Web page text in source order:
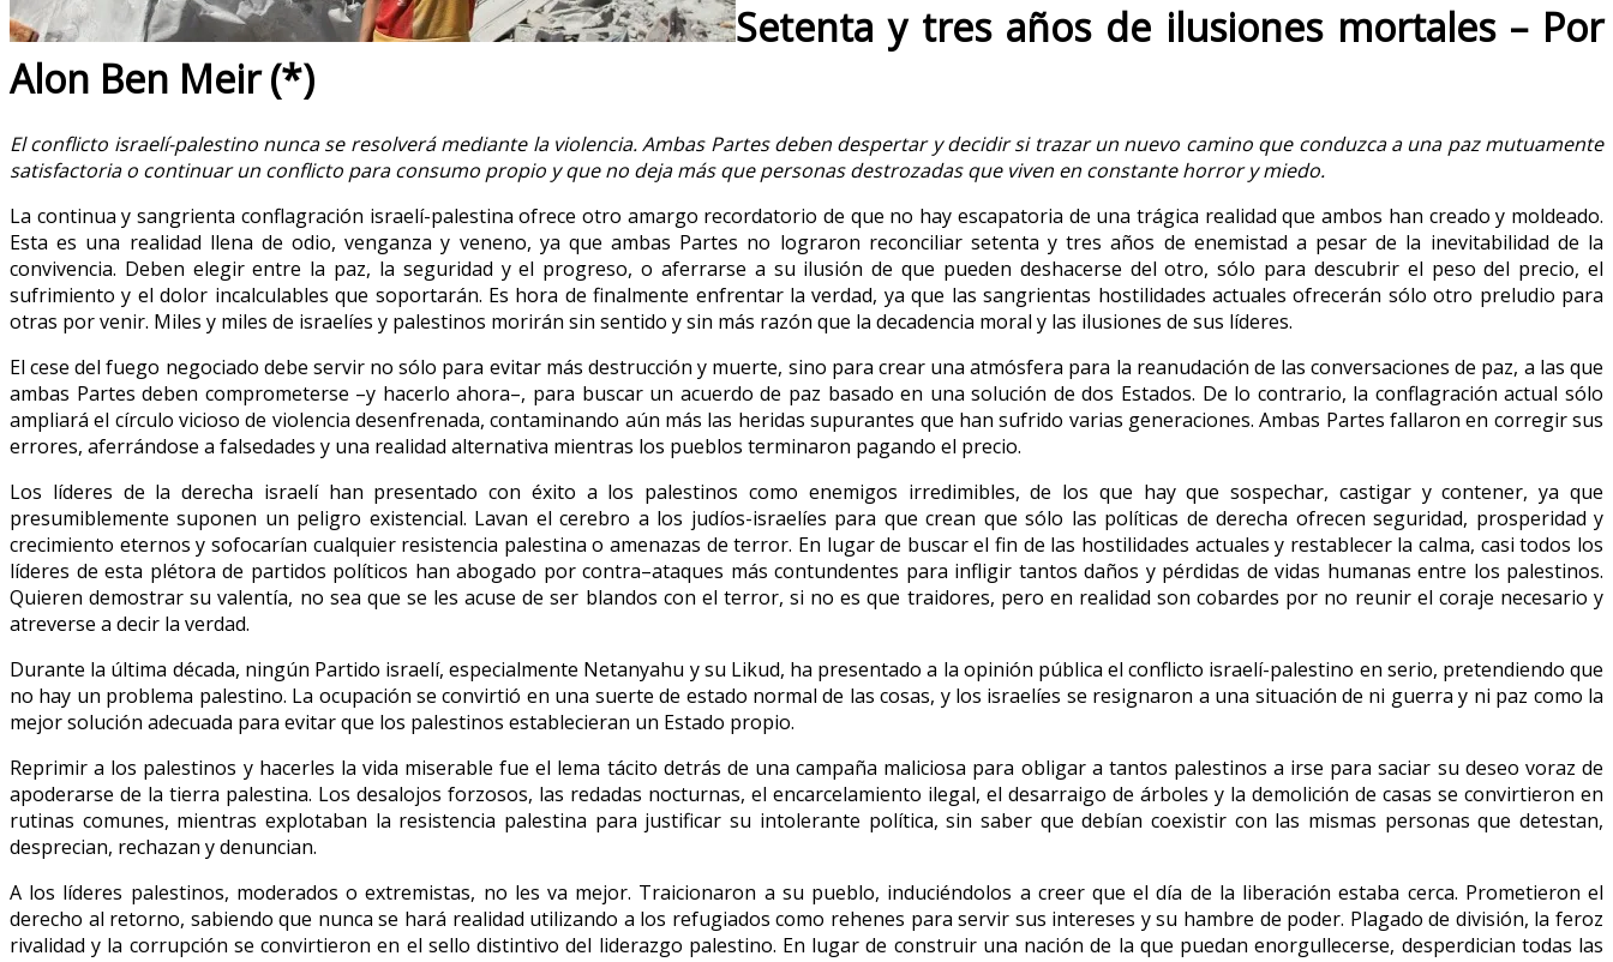
Setenta y tres años de ilusiones mortales – Por
Alon Ben Meir (*)
El conflicto israelí-palestino nunca se resolverá mediante la violencia. Ambas Partes deben despertar y decidir si trazar un nuevo camino que conduzca a una paz mutuamente
satisfactoria o continuar un conflicto para consumo propio y que no deja más que personas destrozadas que viven en constante horror y miedo.
La continua y sangrienta conflagración israelí-palestina ofrece otro amargo recordatorio de que no hay escapatoria de una trágica realidad que ambos han creado y moldeado.
Esta es una realidad llena de odio, venganza y veneno, ya que ambas Partes no lograron reconciliar setenta y tres años de enemistad a pesar de la inevitabilidad de la
convivencia. Deben elegir entre la paz, la seguridad y el progreso, o aferrarse a su ilusión de que pueden deshacerse del otro, sólo para descubrir el peso del precio, el
sufrimiento y el dolor incalculables que soportarán. Es hora de finalmente enfrentar la verdad, ya que las sangrientas hostilidades actuales ofrecerán sólo otro preludio para
otras por venir. Miles y miles de israelíes y palestinos morirán sin sentido y sin más razón que la decadencia moral y las ilusiones de sus líderes.
El cese del fuego negociado debe servir no sólo para evitar más destrucción y muerte, sino para crear una atmósfera para la reanudación de las conversaciones de paz, a las que
ambas Partes deben comprometerse –y hacerlo ahora–, para buscar un acuerdo de paz basado en una solución de dos Estados. De lo contrario, la conflagración actual sólo
ampliará el círculo vicioso de violencia desenfrenada, contaminando aún más las heridas supurantes que han sufrido varias generaciones. Ambas Partes fallaron en corregir sus
errores, aferrándose a falsedades y una realidad alternativa mientras los pueblos terminaron pagando el precio.
Los líderes de la derecha israelí han presentado con éxito a los palestinos como enemigos irredimibles, de los que hay que sospechar, castigar y contener, ya que
presumiblemente suponen un peligro existencial. Lavan el cerebro a los judíos-israelíes para que crean que sólo las políticas de derecha ofrecen seguridad, prosperidad y
crecimiento eternos y sofocarían cualquier resistencia palestina o amenazas de terror. En lugar de buscar el fin de las hostilidades actuales y restablecer la calma, casi todos los
líderes de esta plétora de partidos políticos han abogado por contra–ataques más contundentes para infligir tantos daños y pérdidas de vidas humanas entre los palestinos.
Quieren demostrar su valentía, no sea que se les acuse de ser blandos con el terror, si no es que traidores, pero en realidad son cobardes por no reunir el coraje necesario y
atreverse a decir la verdad.
Durante la última década, ningún Partido israelí, especialmente Netanyahu y su Likud, ha presentado a la opinión pública el conflicto israelí-palestino en serio, pretendiendo que
no hay un problema palestino. La ocupación se convirtió en una suerte de estado normal de las cosas, y los israelíes se resignaron a una situación de ni guerra y ni paz como la
mejor solución adecuada para evitar que los palestinos establecieran un Estado propio.
Reprimir a los palestinos y hacerles la vida miserable fue el lema tácito detrás de una campaña maliciosa para obligar a tantos palestinos a irse para saciar su deseo voraz de
apoderarse de la tierra palestina. Los desalojos forzosos, las redadas nocturnas, el encarcelamiento ilegal, el desarraigo de árboles y la demolición de casas se convirtieron en
rutinas comunes, mientras explotaban la resistencia palestina para justificar su intolerante política, sin saber que debían coexistir con las mismas personas que detestan,
desprecian, rechazan y denuncian.
A los líderes palestinos, moderados o extremistas, no les va mejor. Traicionaron a su pueblo, induciéndolos a creer que el día de la liberación estaba cerca. Prometieron el
derecho al retorno, sabiendo que nunca se hará realidad utilizando a los refugiados como rehenes para servir sus intereses y su hambre de poder. Plagado de división, la feroz
rivalidad y la corrupción se convirtieron en el sello distintivo del liderazgo palestino. En lugar de construir una nación de la que puedan enorgullecerse, desperdician todas las